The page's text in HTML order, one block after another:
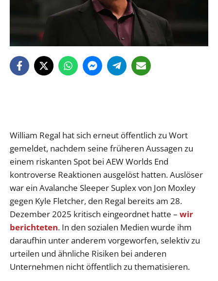
William Regal hat sich erneut öffentlich zu Wort
gemeldet, nachdem seine früheren Aussagen zu
einem riskanten Spot bei AEW Worlds End
kontroverse Reaktionen ausgelöst hatten. Auslöser
war ein Avalanche Sleeper Suplex von Jon Moxley
gegen Kyle Fletcher, den Regal bereits am 28.
Dezember 2025 kritisch eingeordnet hatte – wir
berichteten. In den sozialen Medien wurde ihm
daraufhin unter anderem vorgeworfen, selektiv zu
urteilen und ähnliche Risiken bei anderen
Unternehmen nicht öffentlich zu thematisieren.